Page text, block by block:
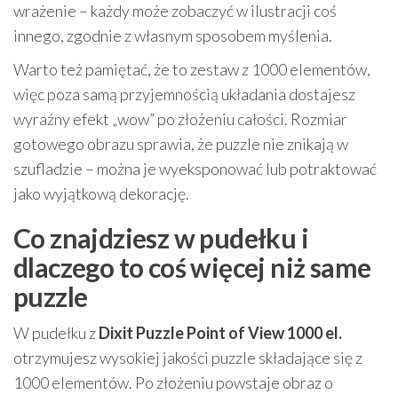
wrażenie – każdy może zobaczyć w ilustracji coś
innego, zgodnie z własnym sposobem myślenia.
Warto też pamiętać, że to zestaw z 1000 elementów,
więc poza samą przyjemnością układania dostajesz
wyraźny efekt „wow” po złożeniu całości. Rozmiar
gotowego obrazu sprawia, że puzzle nie znikają w
szufladzie – można je wyeksponować lub potraktować
jako wyjątkową dekorację.
Co znajdziesz w pudełku i
dlaczego to coś więcej niż same
puzzle
W pudełku zDixit Puzzle Point of View 1000 el.
otrzymujesz wysokiej jakości puzzle składające się z
1000 elementów. Po złożeniu powstaje obraz o